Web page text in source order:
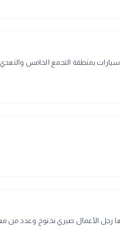
بمنطقة التجمع الخامس
رجل الأعمال صبري نخنوخ وعدد من